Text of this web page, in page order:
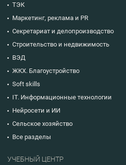
ТЭК
Маркетинг, реклама и PR
Секретариат и делопроизводство
Строительство и недвижимость
ВЭД
ЖКХ. Благоустройство
Soft skills
IT. Информационные технологии
Нейросети и ИИ
Сельское хозяйство
Все разделы
УЧЕБНЫЙ ЦЕНТР